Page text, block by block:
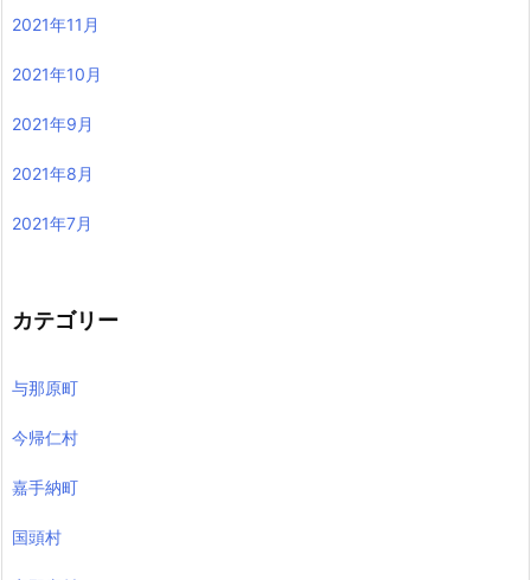
2021年11月
2021年10月
2021年9月
2021年8月
2021年7月
カテゴリー
与那原町
今帰仁村
嘉手納町
国頭村